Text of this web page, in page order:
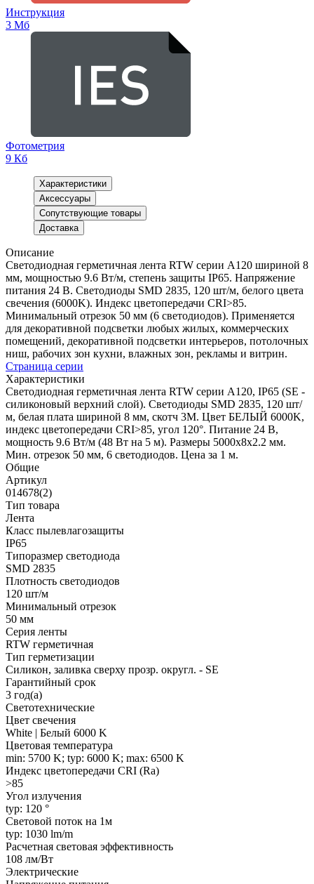
Инструкция
3 Мб
Фотометрия
9 Кб
Характеристики
Аксессуары
Сопутствующие товары
Доставка
Описание
Светодиодная герметичная лента RTW серии A120 шириной 8
мм, мощностью 9.6 Вт/м, степень защиты IP65. Напряжение
питания 24 В. Светодиоды SMD 2835, 120 шт/м, белого цвета
свечения (6000K). Индекс цветопередачи CRI>85.
Минимальный отрезок 50 мм (6 светодиодов). Применяется
для декоративной подсветки любых жилых, коммерческих
помещений, декоративной подсветки интерьеров, потолочных
ниш, рабочих зон кухни, влажных зон, рекламы и витрин.
Страница серии
Характеристики
Светодиодная герметичная лента RTW серии A120, IP65 (SE -
силиконовый верхний слой). Светодиоды SMD 2835, 120 шт/
м, белая плата шириной 8 мм, скотч 3M. Цвет БЕЛЫЙ 6000K,
индекс цветопередачи CRI>85, угол 120°. Питание 24 В,
мощность 9.6 Вт/м (48 Вт на 5 м). Размеры 5000x8x2.2 мм.
Мин. отрезок 50 мм, 6 светодиодов. Цена за 1 м.
Общие
Артикул
014678(2)
Тип товара
Лента
Класс пылевлагозащиты
IP65
Типоразмер светодиода
SMD 2835
Плотность светодиодов
120 шт/м
Минимальный отрезок
50 мм
Серия ленты
RTW герметичная
Тип герметизации
Силикон, заливка сверху прозр. округл. - SE
Гарантийный срок
3 год(а)
Светотехнические
Цвет свечения
White | Белый 6000 K
Цветовая температура
min: 5700 K; typ: 6000 K; max: 6500 K
Индекс цветопередачи CRI (Ra)
>85
Угол излучения
typ: 120 °
Световой поток на 1м
typ: 1030 lm/m
Расчетная световая эффективность
108 лм/Вт
Электрические